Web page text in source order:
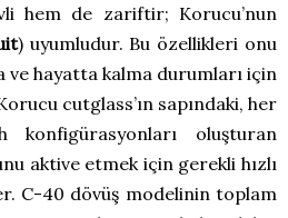
hem de zariftir; Korucu’nun
) uyumludur. Bu özellikleri onu
ve hayatta kalma durumları için
cutglass’ın sapındaki, her
konfigürasyonları oluşturan
aktive etmek için gerekli hızlı
C-40 dövüş modelinin toplam